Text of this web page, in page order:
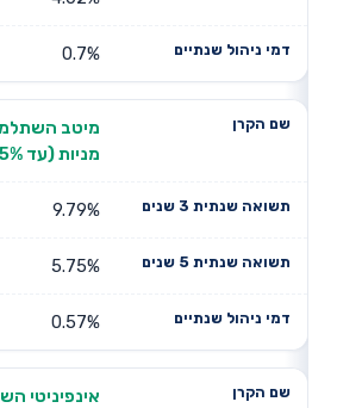
0.7%
מיטב
מניות (עד 25% מניות)
9.79%
5.75%
0.57%
אינפיניטי